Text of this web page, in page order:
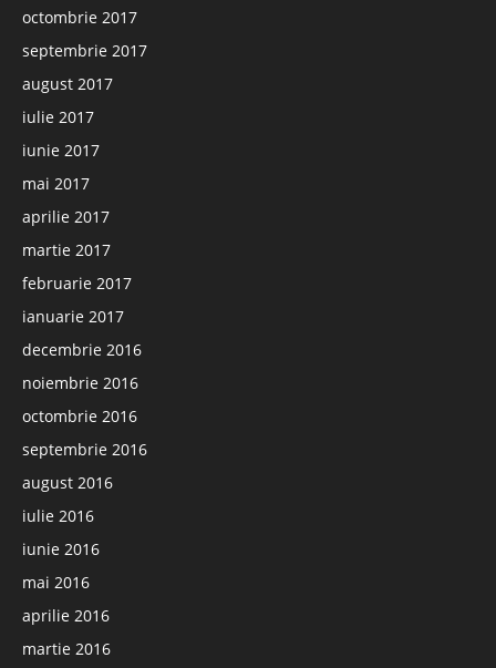
octombrie 2017
septembrie 2017
august 2017
iulie 2017
iunie 2017
mai 2017
aprilie 2017
martie 2017
februarie 2017
ianuarie 2017
decembrie 2016
noiembrie 2016
octombrie 2016
septembrie 2016
august 2016
iulie 2016
iunie 2016
mai 2016
aprilie 2016
martie 2016